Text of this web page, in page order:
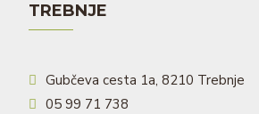
TREBNJE
Gubčeva cesta 1a, 8210 Trebnje
05 99 71 738